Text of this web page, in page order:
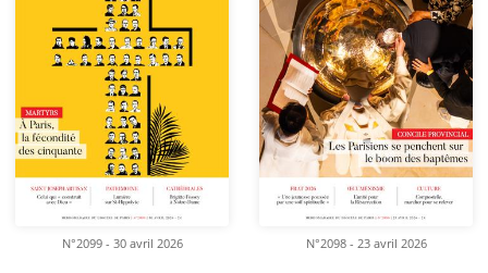
N°2099 - 30 avril 2026 N°2098 - 23 avril 2026